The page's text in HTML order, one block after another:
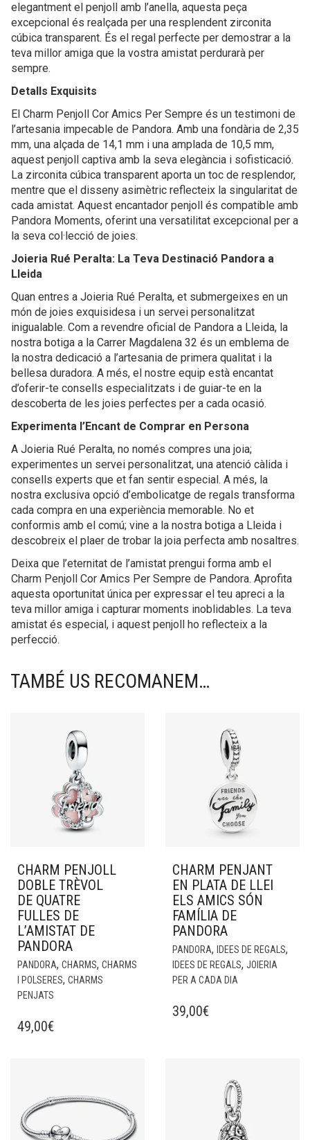
elegantment el penjoll amb l’anella, aquesta peça
excepcional és realçada per una resplendent zirconita
cúbica transparent. És el regal perfecte per demostrar a la
teva millor amiga que la vostra amistat perdurarà per
sempre.
Detalls Exquisits
El Charm Penjoll Cor Amics Per Sempre és un testimoni de
l’artesania impecable de Pandora. Amb una fondària de 2,35
mm, una alçada de 14,1 mm i una amplada de 10,5 mm,
aquest penjoll captiva amb la seva elegància i sofisticació.
La zirconita cúbica transparent aporta un toc de resplendor,
mentre que el disseny asimètric reflecteix la singularitat de
cada amistat. Aquest encantador penjoll és compatible amb
Pandora Moments, oferint una versatilitat excepcional per a
la seva col·lecció de joies.
Joieria Rué Peralta: La Teva Destinació Pandora a
Lleida
Quan entres a Joieria Rué Peralta, et submergeixes en un
món de joies exquisidesa i un servei personalitzat
inigualable. Com a revendre oficial de Pandora a Lleida, la
nostra botiga a la Carrer Magdalena 32 és un emblema de
la nostra dedicació a l’artesania de primera qualitat i la
bellesa duradora. A més, el nostre equip està encantat
d’oferir-te consells especialitzats i de guiar-te en la
descoberta de les joies perfectes per a cada ocasió.
Experimenta l’Encant de Comprar en Persona
A Joieria Rué Peralta, no només compres una joia;
experimentes un servei personalitzat, una atenció càlida i
consells experts que et fan sentir especial. A més, la
nostra exclusiva opció d’embolicatge de regals transforma
cada compra en una experiència memorable. No et
conformis amb el comú; vine a la nostra botiga a Lleida i
descobreix el plaer de trobar la joia perfecta amb nosaltres.
Deixa que l’eternitat de l’amistat prengui forma amb el
Charm Penjoll Cor Amics Per Sempre de Pandora. Aprofita
aquesta oportunitat única per expressar el teu apreci a la
teva millor amiga i capturar moments inoblidables. La teva
amistat és especial, i aquest penjoll ho reflecteix a la
perfecció.
TAMBÉ US RECOMANEM…
CHARM PENJOLL
DOBLE TRÈVOL
DE QUATRE
FULLES DE
L’AMISTAT DE
PANDORA
PANDORA, CHARMS, CHARMS
I POLSERES, CHARMS
PENJATS
49,00€
CHARM PENJANT
EN PLATA DE LLEI
ELS AMICS SÓN
FAMÍLIA DE
PANDORA
PANDORA, IDEES DE REGALS,
IDEES DE REGALS, JOIERIA
PER A CADA DIA
39,00€